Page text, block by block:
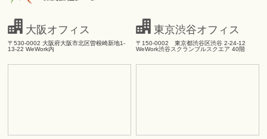
大阪オフィス
〒530-0002 大阪府大阪市北区曽根崎新地1-
13-22 WeWork内
東京渋谷オフィス
〒150-0002 東京都渋谷区渋谷 2-24-12
WeWork渋谷スクランブルスクエア 40階